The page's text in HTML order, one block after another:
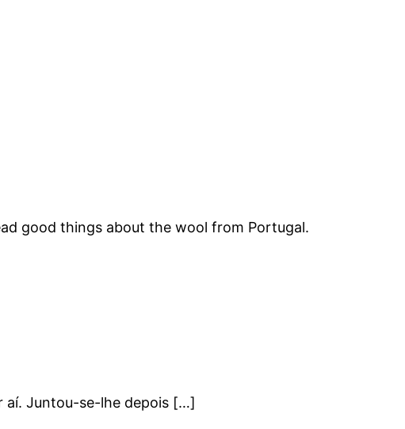
good things about the wool from Portugal.
aí. Juntou-se-lhe depois […]